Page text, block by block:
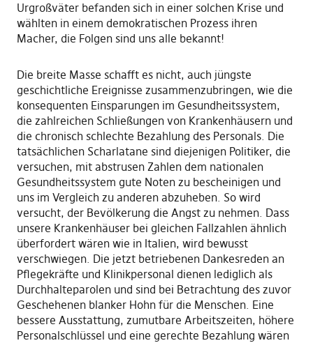
Urgroßväter befanden sich in einer solchen Krise und
wählten in einem demokratischen Prozess ihren
Macher, die Folgen sind uns alle bekannt!
Die breite Masse schafft es nicht, auch jüngste
geschichtliche Ereignisse zusammenzubringen, wie die
konsequenten Einsparungen im Gesundheitssystem,
die zahlreichen Schließungen von Krankenhäusern und
die chronisch schlechte Bezahlung des Personals. Die
tatsächlichen Scharlatane sind diejenigen Politiker, die
versuchen, mit abstrusen Zahlen dem nationalen
Gesundheitssystem gute Noten zu bescheinigen und
uns im Vergleich zu anderen abzuheben. So wird
versucht, der Bevölkerung die Angst zu nehmen. Dass
unsere Krankenhäuser bei gleichen Fallzahlen ähnlich
überfordert wären wie in Italien, wird bewusst
verschwiegen. Die jetzt betriebenen Dankesreden an
Pflegekräfte und Klinikpersonal dienen lediglich als
Durchhalteparolen und sind bei Betrachtung des zuvor
Geschehenen blanker Hohn für die Menschen. Eine
bessere Ausstattung, zumutbare Arbeitszeiten, höhere
Personalschlüssel und eine gerechte Bezahlung wären